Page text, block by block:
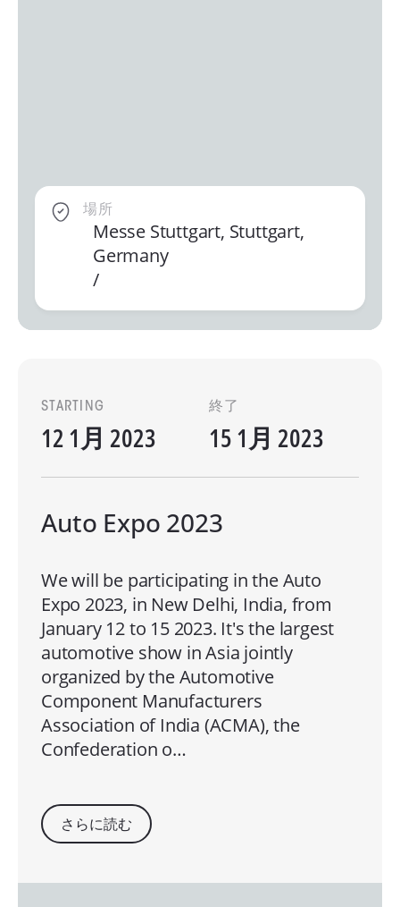
場所
Messe Stuttgart, Stuttgart,
Germany
/
STARTING
12 1月 2023
終了
15 1月 2023
Auto Expo 2023
We will be participating in the Auto
Expo 2023, in New Delhi, India, from
January 12 to 15 2023. It's the largest
automotive show in Asia jointly
organized by the Automotive
Component Manufacturers
Association of India (ACMA), the
Confederation o…
さらに読む